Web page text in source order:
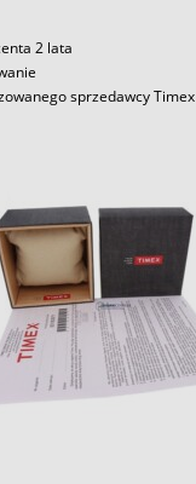
2 lata
sprzedawcy Timex